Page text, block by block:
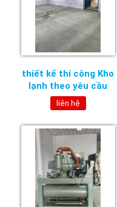
thiết kế thi công Kho
lạnh theo yêu cầu
liên hệ